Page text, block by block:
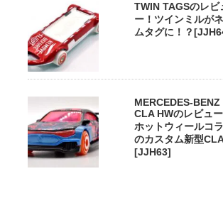
TWIN TAGSのレビ
ー！ツインミルが
ムタグに！？
MERCEDES-BENZ
CLA HWのレビュー
ホットウィールコ
のカスタム新型CLA
[JJH63]